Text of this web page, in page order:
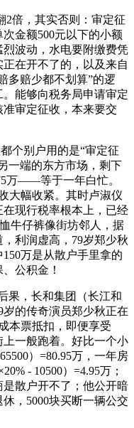
，其实否则：审定征
金额500元以下的小额
波动，水电要附缴费凭
在开不了的，以及来自
多赔少都不划算”的逻
能够向税务局申请审定
审定征收，本来要交
个别户用的是“审定征
一端的东方市场，剩下
万——等于一年白忙。
大幅收紧。其时卢淑仪
现行税率根本上，已经
牛仔裤像街坊邻人，据
利润虚高，79岁郑少秋
万是从散户手里拿的
公积金！
，长和集团（长江和
的传奇演员郑少秋正在
本票抵扣，即便享受
上一般跑着。好比一个小
）=80.95万，一年房
- 10500）=4.95万；
散户开不了；他公开暗
，5000块买断一辆公交